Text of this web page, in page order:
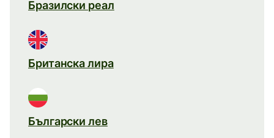
Бразилски реал
Британска лира
Български лев